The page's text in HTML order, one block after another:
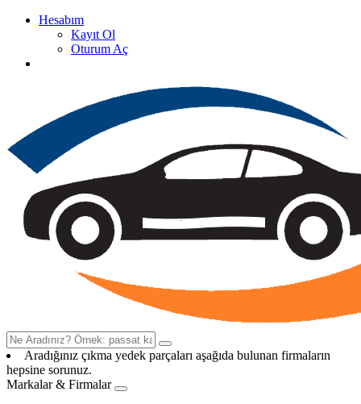
Hesabım
Kayıt Ol
Oturum Aç
Aradığınız çıkma yedek parçaları aşağıda bulunan firmaların
hepsine sorunuz.
Markalar & Firmalar